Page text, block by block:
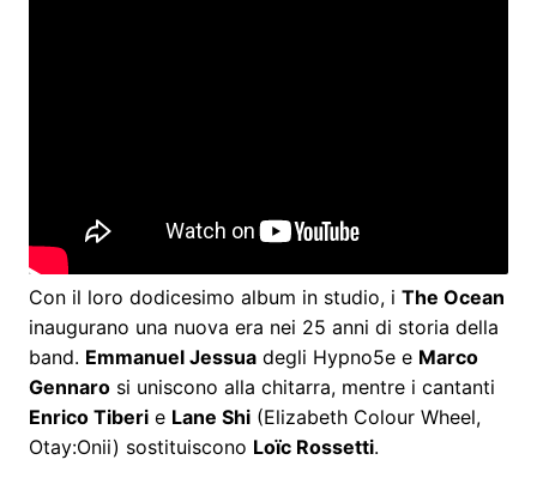
Con il loro dodicesimo album in studio, i The Ocean
inaugurano una nuova era nei 25 anni di storia della
band. Emmanuel Jessuadegli Hypno5e e Marco
Gennarosi uniscono alla chitarra, mentre i cantanti
Enrico Tiberie Lane Shi(Elizabeth Colour Wheel,
Otay:Onii) sostituiscono Loïc Rossetti.